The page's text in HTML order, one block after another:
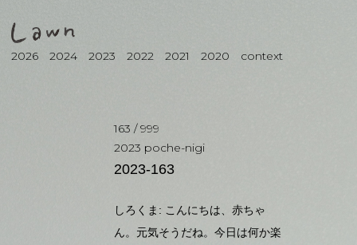
2026 2024 2023 2022 2021 2020 context
163 /999
2023 poche-nigi
2023-163
しろくま: こんにちは、赤ちゃ
ん。元気そうだね。今日は何か楽